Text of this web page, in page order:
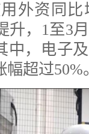
资同比
升，1至3
中，电子
幅超过50%